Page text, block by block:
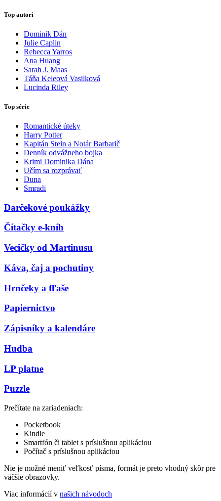
Top autori
Dominik Dán
Julie Caplin
Rebecca Yarros
Ana Huang
Sarah J. Maas
Táňa Keleová Vasilková
Lucinda Riley
Top série
Romantické úteky
Harry Potter
Kapitán Stein a Notár Barbarič
Denník odvážneho bojka
Krimi Dominika Dána
Učím sa rozprávať
Duna
Smradi
Darčekové poukážky
Čítačky e-kníh
Vecičky od Martinusu
Káva, čaj a pochutiny
Hrnčeky a fľaše
Papiernictvo
Zápisníky a kalendáre
Hudba
LP platne
Puzzle
Prečítate na zariadeniach:
Pocketbook
Kindle
Smartfón či tablet s príslušnou aplikáciou
Počítač s príslušnou aplikáciou
Nie je možné meniť veľkosť písma, formát je preto vhodný skôr pre
väčšie obrazovky.
Viac informácií v našich návodoch